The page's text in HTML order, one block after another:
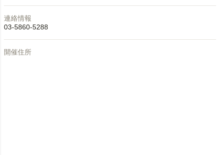
連絡情報
03-5860-5288
開催住所